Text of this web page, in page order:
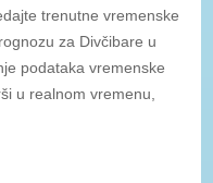
trenutne vremenske
za Divčibare u
podataka vremenske
u realnom vremenu,